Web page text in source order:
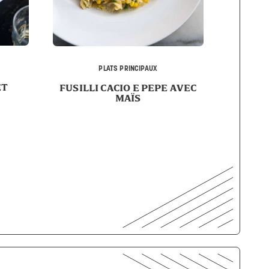
PLATS PRINCIPAUX
FUSILLI CACIO E PEPE AVEC
MAÏS